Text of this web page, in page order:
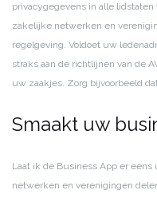
privacygegevens in alle
zakelijke netwerken en
regelgeving. Voldoet uw
straks aan de richtlijnen van de
uw zaakjes. Zorg bijvoorbeeld
Smaakt uw
Laat ik de Business App er
netwerken en verenigingen